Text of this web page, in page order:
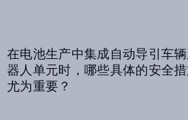
在电池生产中集成自动导引车
器人单元时，哪些具体的安全
尤为重要？